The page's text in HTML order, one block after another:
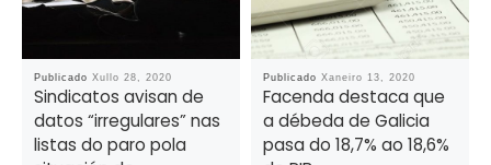
Publicado Xullo 28, 2020
Sindicatos avisan de
datos “irregulares” nas
listas do paro pola
Publicado Xaneiro 13, 2020
Facenda destaca que
a débeda de Galicia
pasa do 18,7% ao 18,6%